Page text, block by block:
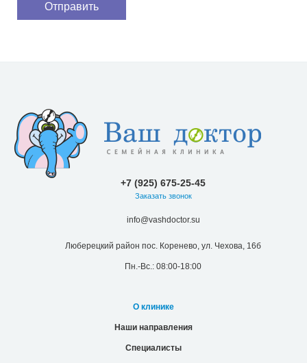
+7 (925) 675-25-45
Заказать звонок
info@vashdoctor.su
Люберецкий район пос. Коренево, ул. Чехова, 16б
Пн.-Вс.: 08:00-18:00
О клинике
Наши направления
Специалисты